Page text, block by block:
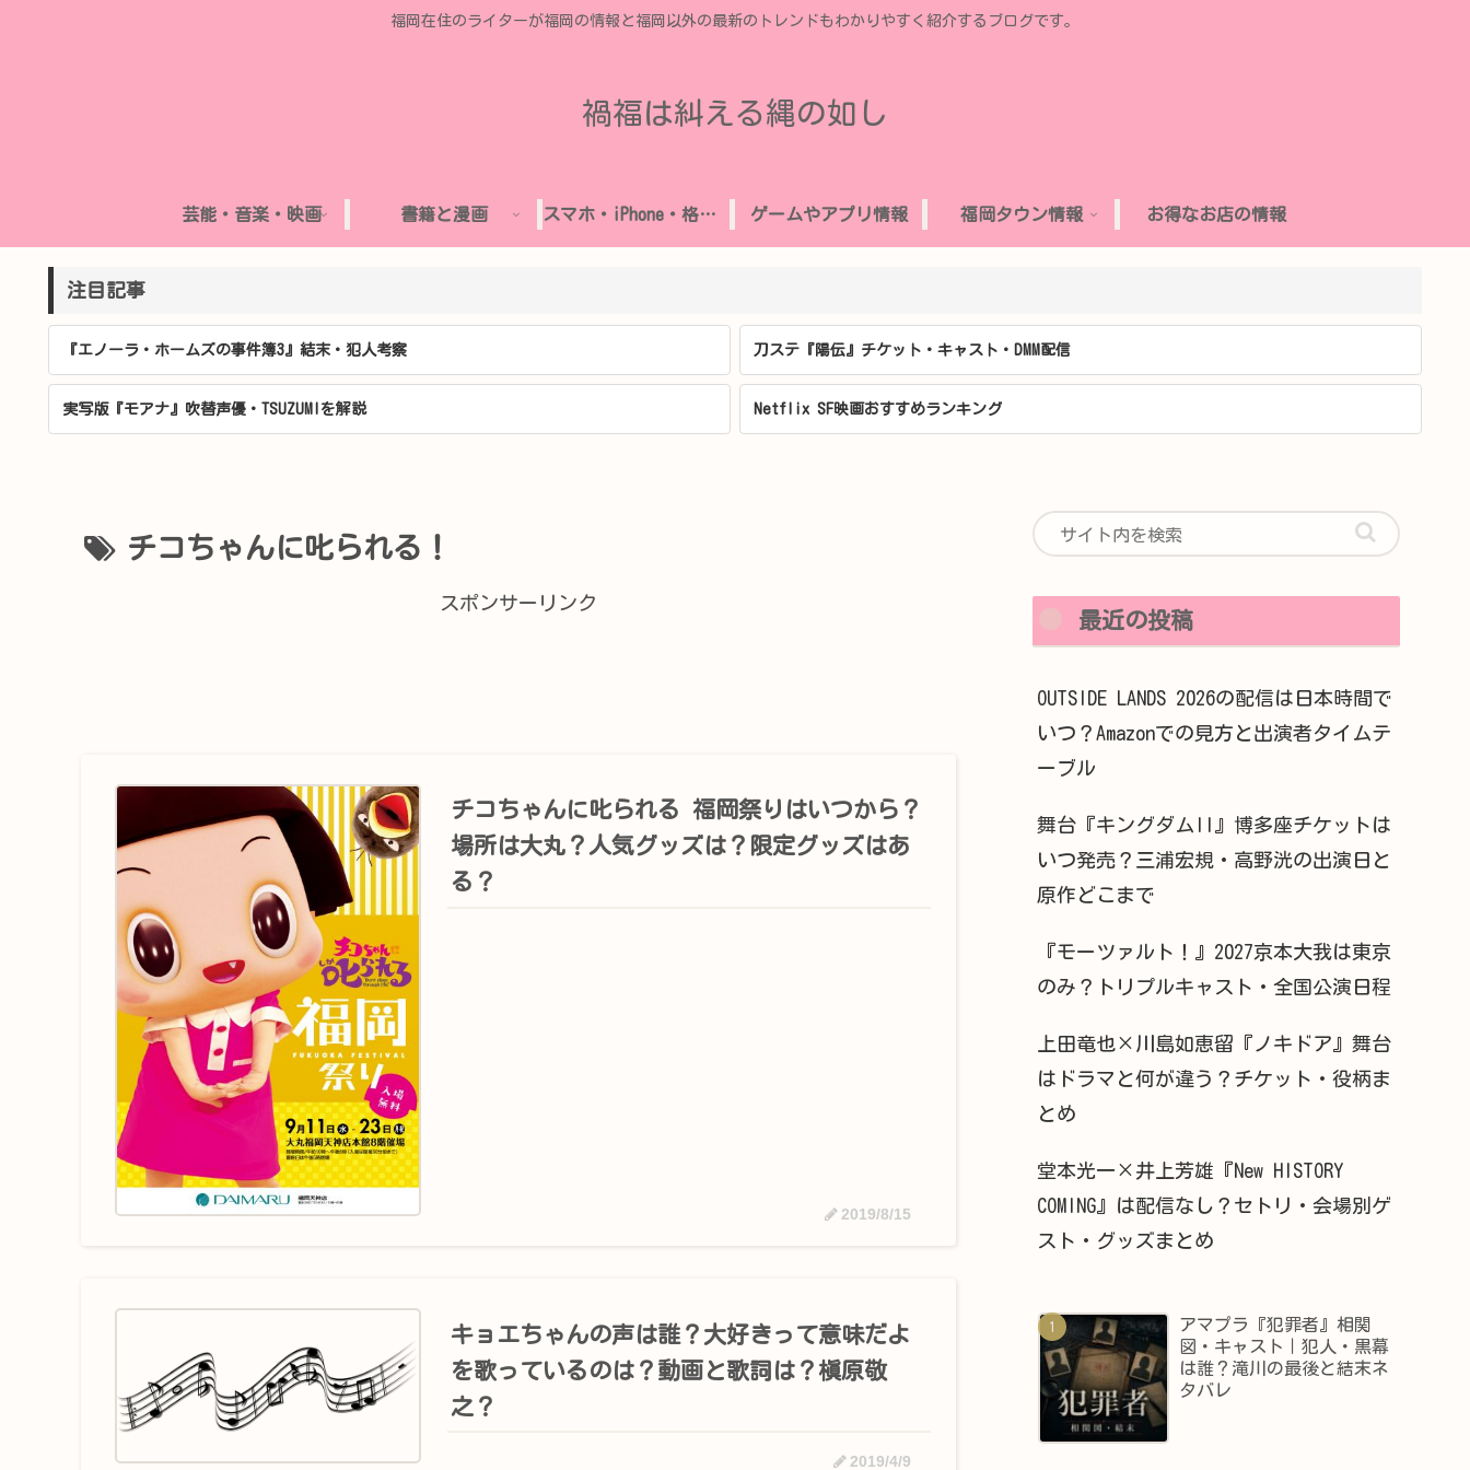
福岡在住のライターが福岡の情報と福岡以外の最新のトレンドもわかりやすく紹介するブログです。
禍福は糾える縄の如し
芸能・音楽・映画 書籍と漫画 スマホ・iPhone・格安SIM ゲームやアプリ情報 福岡タウン情報 お得なお店の情報
注目記事
『エノーラ・ホームズの事件簿3』結末・犯人考察 刀ステ『陽伝』チケット・キャスト・DMM配信
実写版『モアナ』吹替声優・TSUZUMIを解説 Netflix SF映画おすすめランキング
チコちゃんに叱られる！
スポンサーリンク
チコちゃんに叱られる 福岡祭りはいつから？
場所は大丸？人気グッズは？限定グッズはあ
る？
2019/8/15
キョエちゃんの声は誰？大好きって意味だよ
を歌っているのは？動画と歌詞は？槇原敬
之？
2019/4/9
最近の投稿
OUTSIDE LANDS 2026の配信は日本時間で
いつ？Amazonでの見方と出演者タイムテ
ーブル
舞台『キングダムII』博多座チケットは
いつ発売？三浦宏規・高野洸の出演日と
原作どこまで
『モーツァルト！』2027京本大我は東京
のみ？トリプルキャスト・全国公演日程
上田竜也×川島如恵留『ノキドア』舞台
はドラマと何が違う？チケット・役柄ま
とめ
堂本光一×井上芳雄『New HISTORY
COMING』は配信なし？セトリ・会場別ゲ
スト・グッズまとめ
アマプラ『犯罪者』相関
図・キャスト｜犯人・黒幕
は誰？滝川の最後と結末ネ
タバレ